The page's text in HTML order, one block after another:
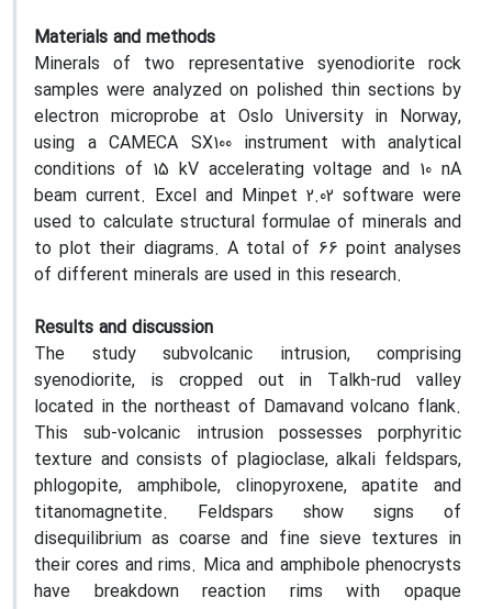
Materials and methods
Minerals of two representative syenodiorite rock
samples were analyzed on polished thin sections by
electron microprobe at Oslo University in Norway,
using a CAMECA SX100 instrument with analytical
conditions of 15 kV accelerating voltage and 10 nA
beam current. Excel and Minpet 2.02 software were
used to calculate structural formulae of minerals and
to plot their diagrams. A total of 66 point analyses
of different minerals are used in this research.
Results and discussion
The study subvolcanic intrusion, comprising
syenodiorite, is cropped out in Talkh-rud valley
located in the northeast of Damavand volcano flank.
This sub-volcanic intrusion possesses porphyritic
texture and consists of plagioclase, alkali feldspars,
phlogopite, amphibole, clinopyroxene, apatite and
titanomagnetite. Feldspars show signs of
disequilibrium as coarse and fine sieve textures in
their cores and rims. Mica and amphibole phenocrysts
have breakdown reaction rims with opaque